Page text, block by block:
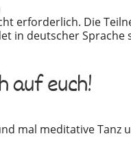
erforderlich. Die
in deutscher Sprache
auf euch!
mal meditative Tanz